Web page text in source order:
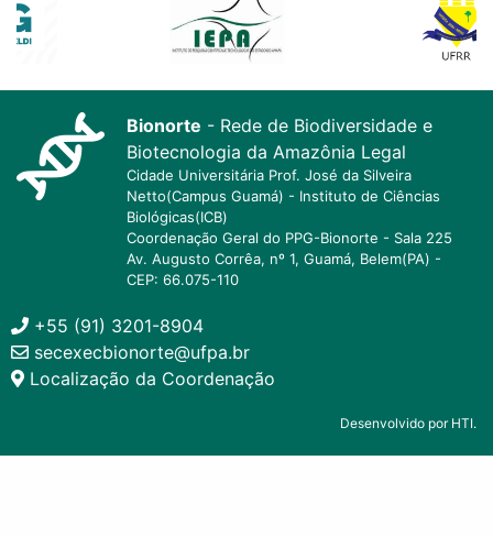
Bionorte - Rede de Biodiversidade e
Biotecnologia da Amazônia Legal
Cidade Universitária Prof. José da Silveira
Netto(Campus Guamá) - Instituto de Ciências
Biológicas(ICB)
Coordenação Geral do PPG-Bionorte - Sala 225
Av. Augusto Corrêa, nº 1, Guamá, Belem(PA) -
CEP: 66.075-110
+55 (91) 3201-8904
secexecbionorte@ufpa.br
Localização da Coordenação
Desenvolvido por HTI.